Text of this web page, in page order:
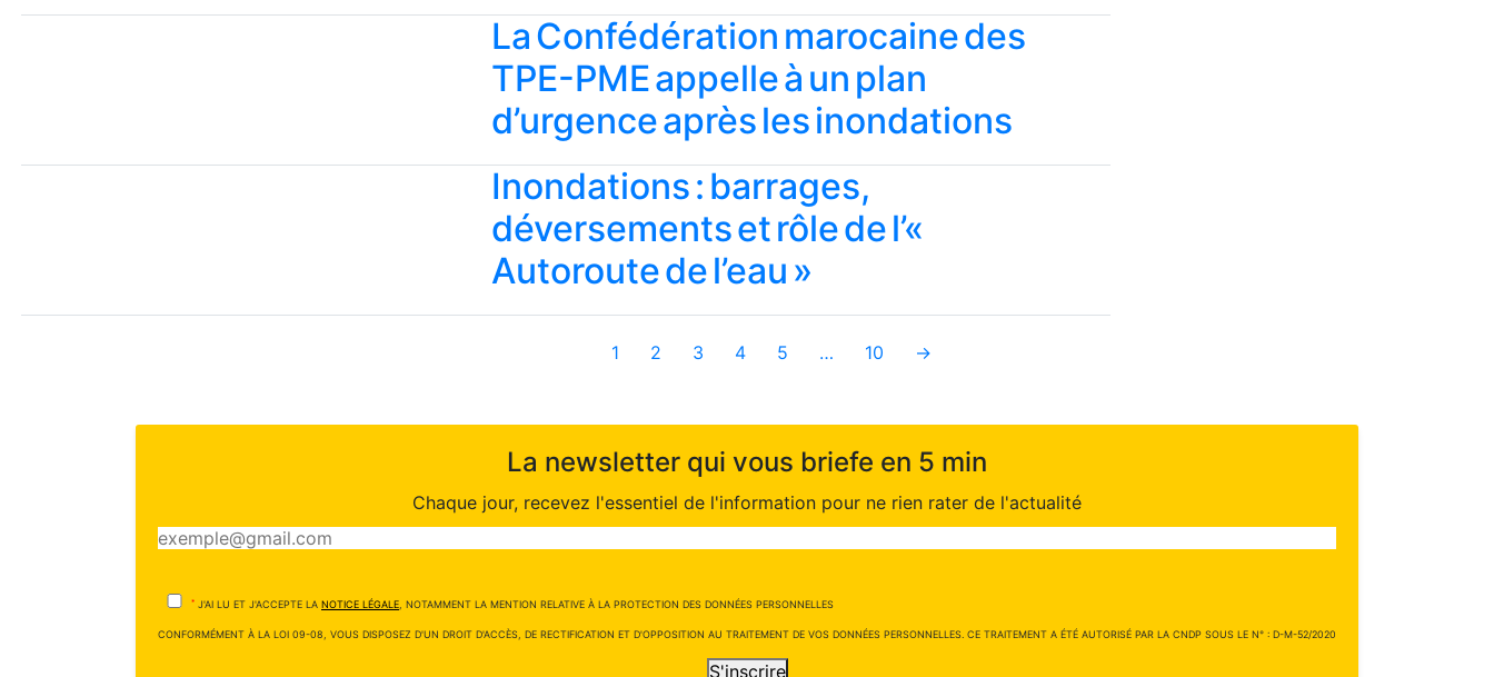
La Confédération marocaine des
TPE-PME appelle à un plan
d’urgence après les inondations
Inondations : barrages,
déversements et rôle de l’«
Autoroute de l’eau »
1 2 3 4 5 … 10 →
La newsletter qui vous briefe en 5 min
Chaque jour, recevez l'essentiel de l'information pour ne rien rater de l'actualité
* J'AI LU ET J'ACCEPTE LA NOTICE LÉGALE , NOTAMMENT LA MENTION RELATIVE À LA PROTECTION DES DONNÉES PERSONNELLES
CONFORMÉMENT À LA LOI 09-08, VOUS DISPOSEZ D'UN DROIT D'ACCÈS, DE RECTIFICATION ET D'OPPOSITION AU TRAITEMENT DE VOS DONNÉES PERSONNELLES. CE TRAITEMENT A ÉTÉ AUTORISÉ PAR LA CNDP SOUS LE N° : D-M-52/2020
S'inscrire